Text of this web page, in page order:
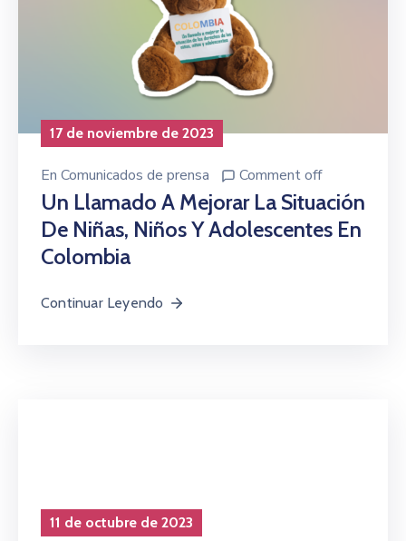
17 de noviembre de 2023
En Comunicados de prensa Comment off
Un Llamado A Mejorar La Situación
De Niñas, Niños Y Adolescentes En
Colombia
Continuar Leyendo
11 de octubre de 2023